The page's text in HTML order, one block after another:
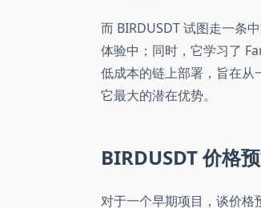
而 BIRDUSDT 试图走一条
体验中；同时，它学习了
低成本的链上部署，旨在从
它最大的潜在优势。
BIRDUSDT 价格
对于一个早期项目，谈价格